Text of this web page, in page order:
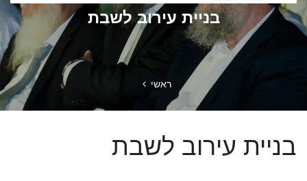
בניית עירוב לשבת
ראשי
בניית עירוב לשבת